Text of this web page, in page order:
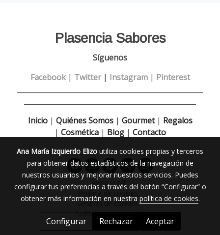
Plasencia Sabores
Síguenos
Facebook| Twitter| Instagram| Pinterest
Inicio| Quiénes Somos| Gourmet | Regalos
| Cosmética| Blog| Contacto
Aviso legal
Gestión de cookies
Política de privacidad
Ana María Izquierdo Elizo utiliza cookies propias y terceros
para obtener datos estadísticos de la navegación de
nuestros usuarios y mejorar nuestros servicios. Puedes
configurar tus preferencias a través del botón “Configurar” o
obtener más información en nuestra política de cookies.
Configurar Rechazar Aceptar